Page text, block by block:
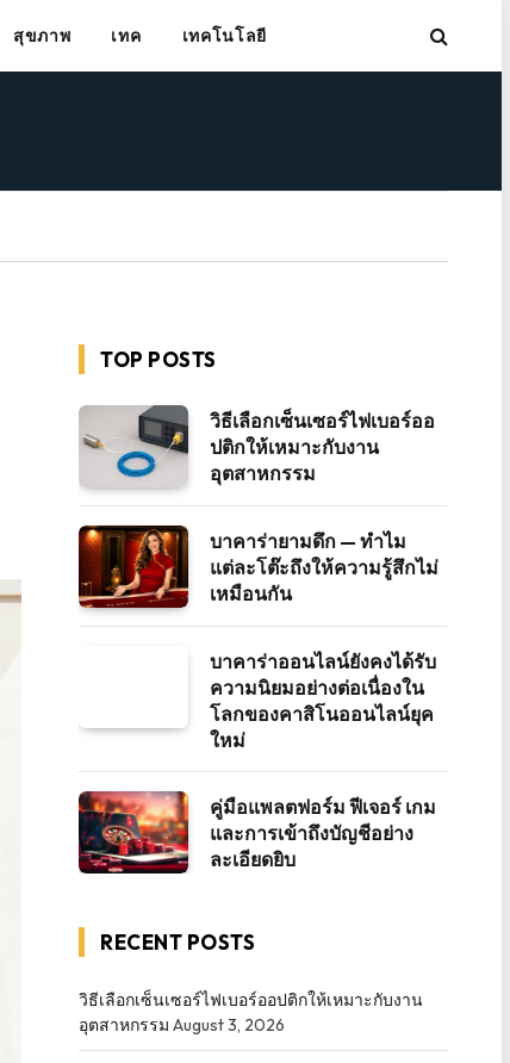
สุขภาพ เทค เทคโนโลยี
TOP POSTS
วิธีเลือกเซ็นเซอร์ไฟเบอร์ออ
ปติกให้เหมาะกับงาน
อุตสาหกรรม
บาคาร่ายามดึก — ทำไม
แต่ละโต๊ะถึงให้ความรู้สึกไม่
เหมือนกัน
บาคาร่าออนไลน์ยังคงได้รับ
ความนิยมอย่างต่อเนื่องใน
โลกของคาสิโนออนไลน์ยุค
ใหม่
คู่มือแพลตฟอร์ม ฟีเจอร์ เกม
และการเข้าถึงบัญชีอย่าง
ละเอียดยิบ
RECENT POSTS
วิธีเลือกเซ็นเซอร์ไฟเบอร์ออปติกให้เหมาะกับงาน
อุตสาหกรรม August 3, 2026